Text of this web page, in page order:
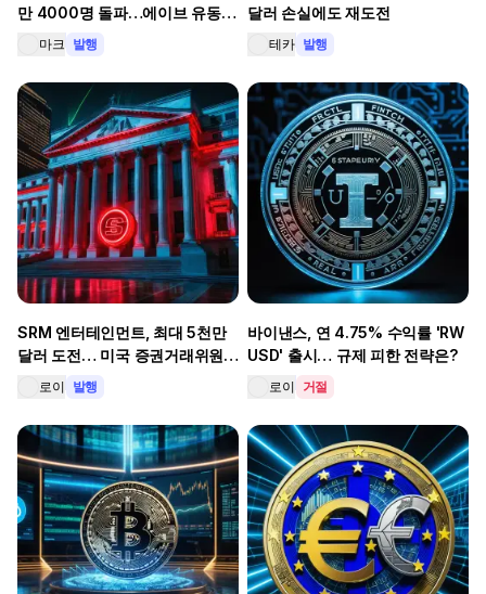
만 4000명 돌파…에이브 유동성
충격 배경
마크 발행
달러 손실에도 재도전
테카 발행
SRM 엔터테인먼트, 최대 5천만
달러 도전… 미국 증권거래위원회
에 혼합 증권 신청!
로이 발행
바이낸스, 연 4.75% 수익률 'RW
USD' 출시… 규제 피한 전략은?
로이 거절